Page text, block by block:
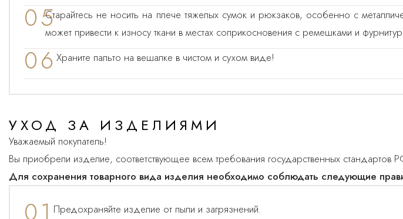
05Старайтесь не носить на плече тяжелых сумок и рюкзаков, особенно с
может привести к износу ткани в местах соприкосновения с ремешками и
06Храните пальто на вешалке в чистом и сухом виде!
УХОД ЗА ИЗДЕЛИЯМИ
Уважаемый покупатель!
Вы приобрели изделие, соответствующее всем требования государственных стандартов
Для сохранения товарного вида изделия необходимо соблюдать следующие
Предохраняйте изделие от пыли и загрязнений.